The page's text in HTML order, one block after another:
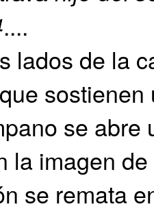
....
lados de la
se abre
la imagen
se remata